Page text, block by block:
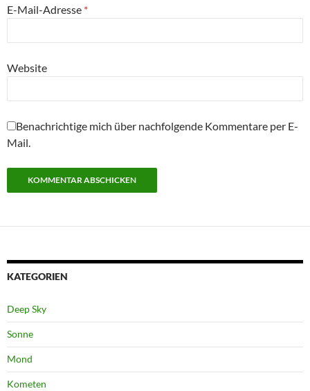
E-Mail-Adresse *
Website
Benachrichtige mich über nachfolgende Kommentare per E-
Mail.
KATEGORIEN
Deep Sky
Sonne
Mond
Kometen